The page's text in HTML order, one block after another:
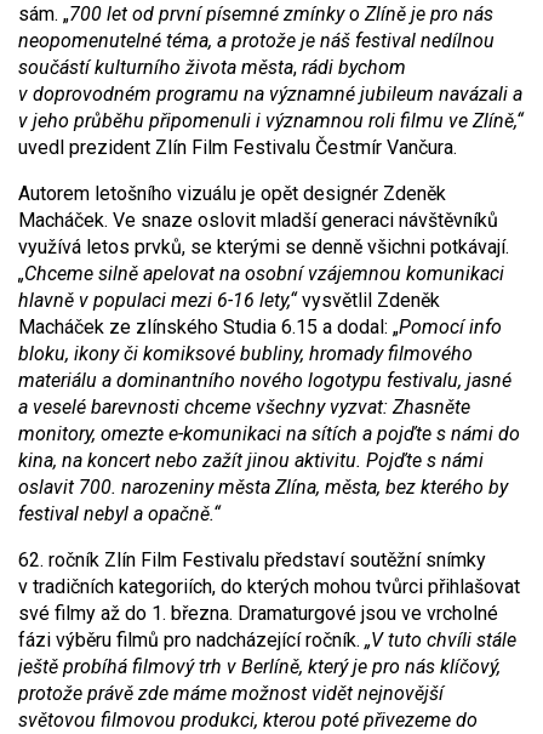
sám. „700 let od první písemné zmínky o Zlíně je pro nás
neopomenutelné téma, a protože je náš festival nedílnou
součástí kulturního života města, rádi bychom
v doprovodném programu na významné jubileum navázali a
v jeho průběhu připomenuli i významnou roli filmu ve Zlíně,“
uvedl prezident Zlín Film Festivalu Čestmír Vančura.
Autorem letošního vizuálu je opět designér Zdeněk
Macháček. Ve snaze oslovit mladší generaci návštěvníků
využívá letos prvků, se kterými se denně všichni potkávají.
„Chceme silně apelovat na osobní vzájemnou komunikaci
hlavně v populaci mezi 6-16 lety,“vysvětlil Zdeněk
Macháček ze zlínského Studia 6.15 a dodal: „Pomocí info
bloku, ikony či komiksové bubliny, hromady filmového
materiálu a dominantního nového logotypu festivalu, jasné
a veselé barevnosti chceme všechny vyzvat: Zhasněte
monitory, omezte e-komunikaci na sítích a pojďte s námi do
kina, na koncert nebo zažít jinou aktivitu. Pojďte s námi
oslavit 700. narozeniny města Zlína, města, bez kterého by
festival nebyl a opačně.“
62. ročník Zlín Film Festivalu představí soutěžní snímky
v tradičních kategoriích, do kterých mohou tvůrci přihlašovat
své filmy až do 1. března. Dramaturgové jsou ve vrcholné
fázi výběru filmů pro nadcházející ročník. „V tuto chvíli stále
ještě probíhá filmový trh v Berlíně, který je pro nás klíčový,
protože právě zde máme možnost vidět nejnovější
světovou filmovou produkci, kterou poté přivezeme do